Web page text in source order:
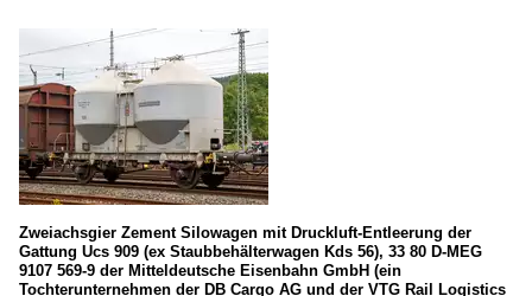
Zweiachsgier Zement Silowagen mit Druckluft-Entleerung der
Gattung Ucs 909 (ex Staubbehälterwagen Kds 56), 33 80 D-MEG
9107 569-9 der Mitteldeutsche Eisenbahn GmbH (ein
Tochterunternehmen der DB Cargo AG und der VTG Rail Logistics